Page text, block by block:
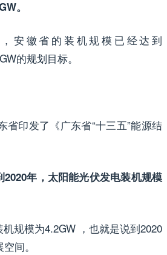
。
安徽省的装机规模已经达到
的规划目标。
省印发了《广东省“十三五”能源结
2020年，太阳能光伏发电装机规模
规模为4.2GW ，也就是说到2020
间。